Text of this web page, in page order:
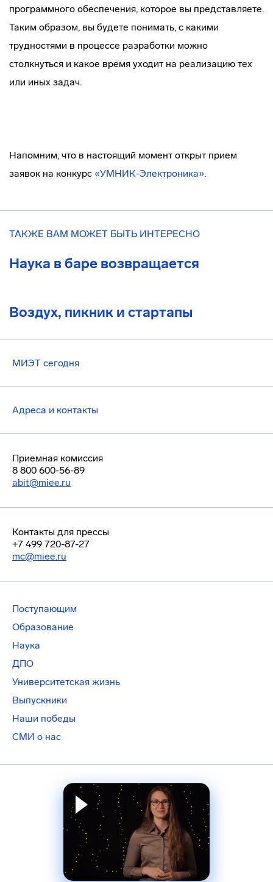
программного обеспечения, которое вы представляете.
Таким образом, вы будете понимать, с какими
трудностями в процессе разработки можно
столкнуться и какое время уходит на реализацию тех
или иных задач.
Напомним, что в настоящий момент открыт прием
заявок на конкурс «УМНИК-Электроника».
ТАКЖЕ ВАМ МОЖЕТ БЫТЬ ИНТЕРЕСНО
Наука в баре возвращается
Воздух, пикник и стартапы
МИЭТ сегодня
Адреса и контакты
Приемная комиссия
8 800 600-56-89
abit@miee.ru
Контакты для прессы
+7 499 720-87-27
mc@miee.ru
Поступающим
Образование
Наука
ДПО
Университетская жизнь
Выпускники
Наши победы
СМИ о нас